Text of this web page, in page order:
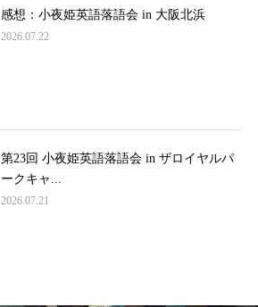
感想：小夜姫英語落語会 in 大阪北浜
2026.07.22
第23回 小夜姫英語落語会 in ザロイヤルパ
ークキャ...
2026.07.21